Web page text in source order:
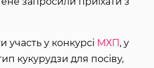
участь у конкурсі МХП, у
кукурудзи для посіву,